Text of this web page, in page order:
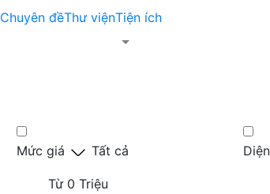
Chuyên đềThư việnTiện ích
Mức giá Tất cả
Từ 0 Triệu